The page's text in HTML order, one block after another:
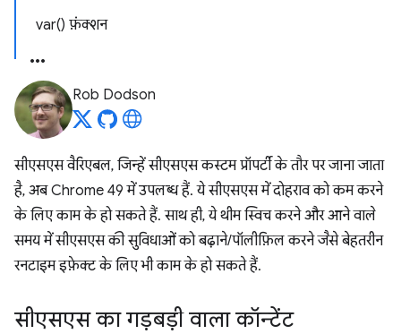
var() फ़ंक्शन
Rob Dodson
सीएसएस वैरिएबल, जिन्हें सीएसएस कस्टम प्रॉपर्टी के तौर पर जाना जाता
है, अब Chrome 49 में उपलब्ध हैं. ये सीएसएस में दोहराव को कम करने
के लिए काम के हो सकते हैं. साथ ही, ये थीम स्विच करने और आने वाले
समय में सीएसएस की सुविधाओं को बढ़ाने/पॉलीफ़िल करने जैसे बेहतरीन
रनटाइम इफ़ेक्ट के लिए भी काम के हो सकते हैं.
सीएसएस का गड़बड़ी वाला कॉन्टेंट